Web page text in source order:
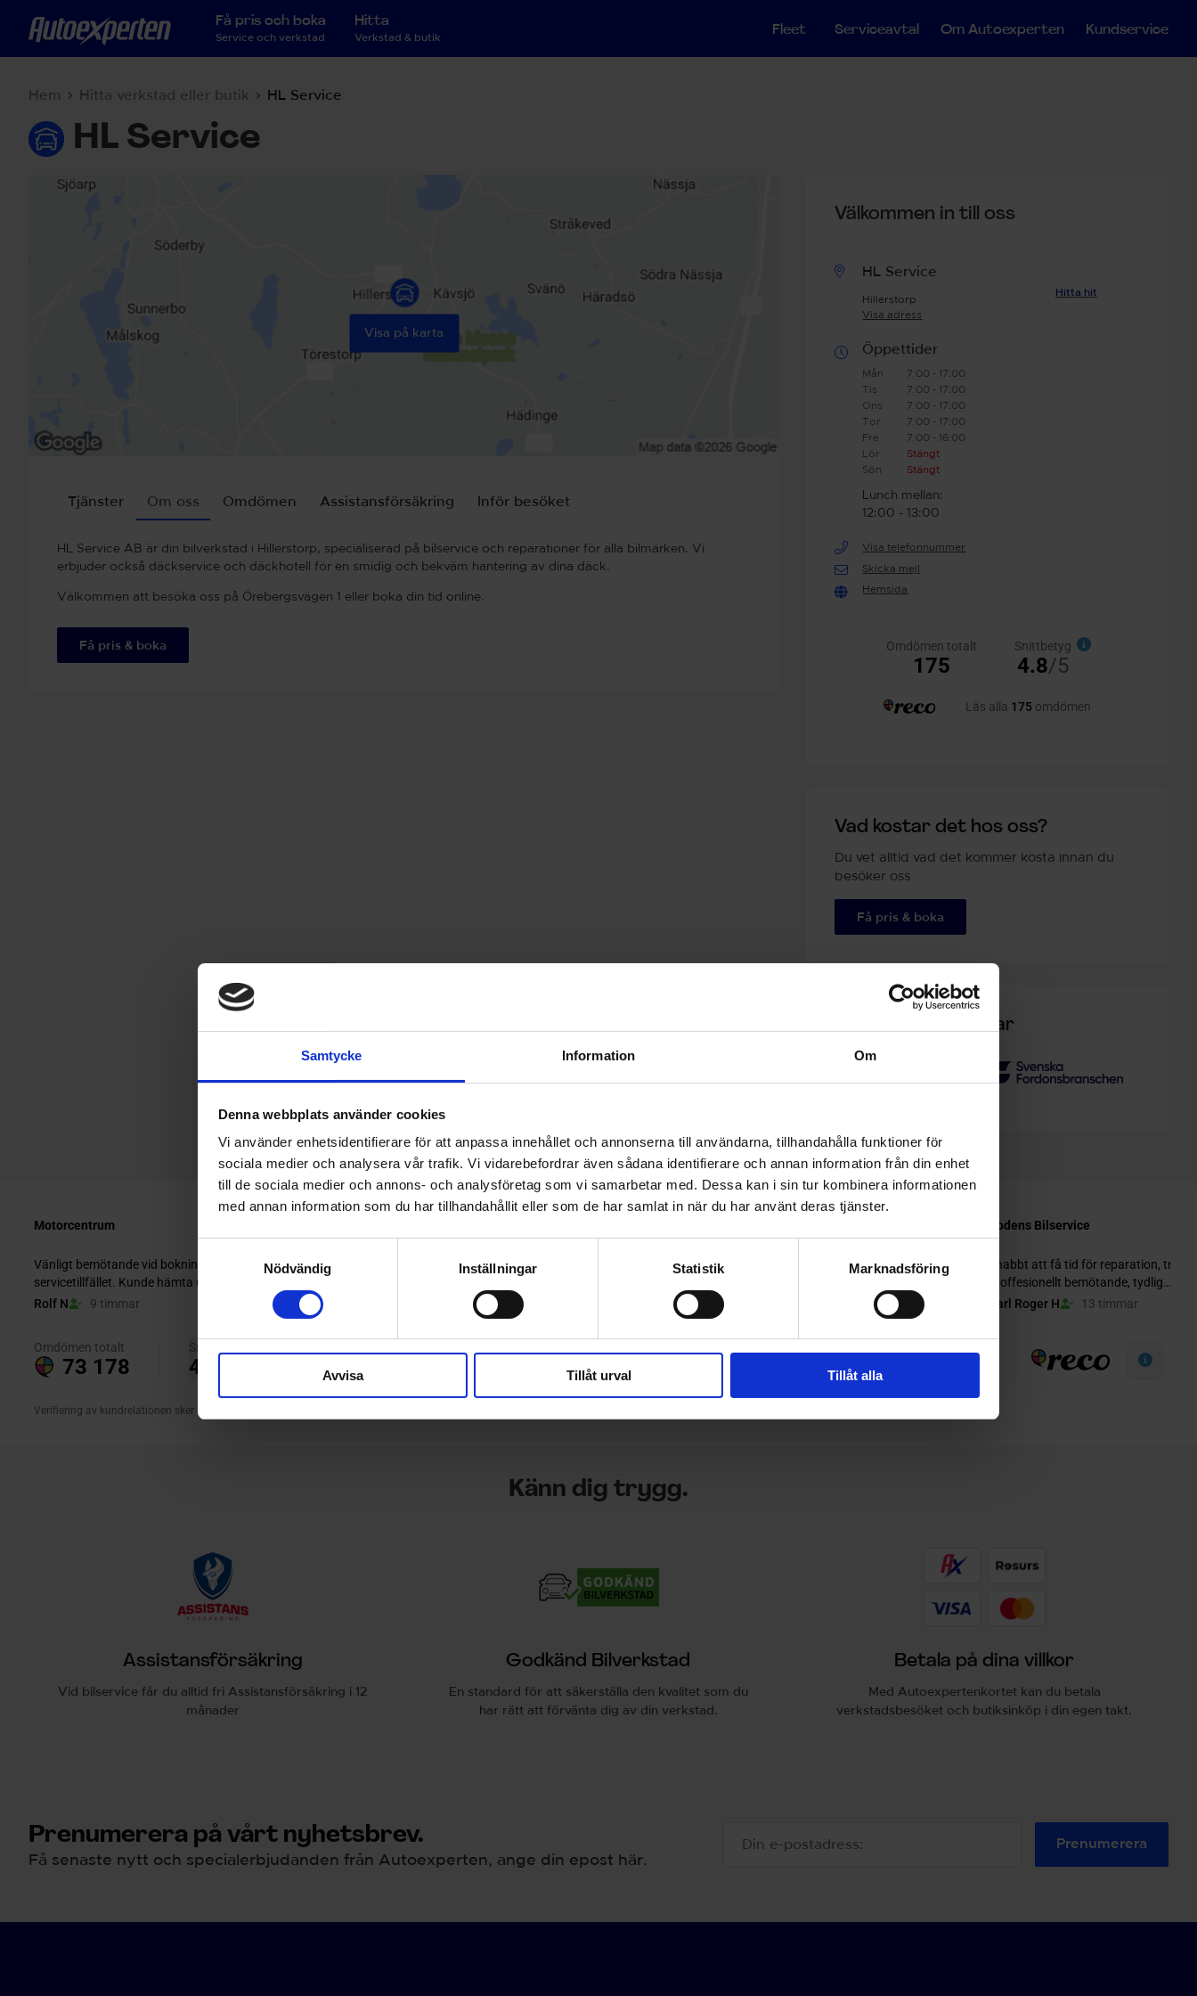
Samtycke Information Om
Denna webbplats använder cookies
Vi använder enhetsidentifierare för att anpassa innehållet och annonserna till användarna, tillhandahålla funktioner för
sociala medier och analysera vår trafik. Vi vidarebefordrar även sådana identifierare och annan information från din enhet
till de sociala medier och annons- och analysföretag som vi samarbetar med. Dessa kan i sin tur kombinera informationen
med annan information som du har tillhandahållit eller som de har samlat in när du har använt deras tjänster.
Nödvändig
Inställningar Statistik Marknadsföring
Avvisa Tillåt urval Tillåt alla
Få pris och boka
Service och verkstad
Hitta
Verkstad & butik Fleet Serviceavtal Om Autoexperten Kundservice
Hem Hitta verkstad eller butik HL Service
HL Service
Visa på karta
Tjänster Om oss Omdömen Assistansförsäkring Inför besöket
HL Service AB är din bilverkstad i Hillerstorp, specialiserad på bilservice och reparationer för alla bilmärken. Vi
erbjuder också däckservice och däckhotell för en smidig och bekväm hantering av dina däck.
Välkommen att besöka oss på Örebergsvägen 1 eller boka din tid online.
Få pris & boka
Välkommen in till oss
HL Service
Hillerstorp
Visa adress
Hitta hit
Öppettider
Mån
7:00 - 17:00
Tis
7:00 - 17:00
Ons
7:00 - 17:00
Tor
7:00 - 17:00
Fre
7:00 - 16:00
Lör
Stängt
Sön
Stängt
Lunch mellan:
12:00 - 13:00
Visa telefonnummer
Skicka mejl
Hemsida
Vad kostar det hos oss?
Du vet alltid vad det kommer kosta innan du
besöker oss
Få pris & boka
Kvalitetsmärkningar
Känn dig trygg.
Assistansförsäkring
Vid bilservice får du alltid fri Assistansförsäkring i 12
månader
Godkänd Bilverkstad
En standard för att säkerställa den kvalitet som du
har rätt att förvänta dig av din verkstad.
Betala på dina villkor
Med Autoexpertenkortet kan du betala
verkstadsbesöket och butiksinköp i din egen takt.
Prenumerera på vårt nyhetsbrev.
Få senaste nytt och specialerbjudanden från Autoexperten, ange din epost här.
Prenumerera